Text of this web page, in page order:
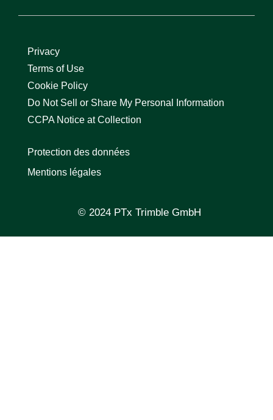
Privacy
Terms of Use
Cookie Policy
Do Not Sell or Share My Personal Information
CCPA Notice at Collection
Protection des données
Mentions légales
© 2024 PTx Trimble GmbH